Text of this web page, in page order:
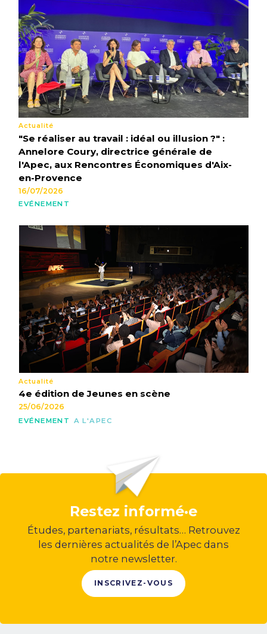
Actualité
"Se réaliser au travail : idéal ou illusion ?" :
Annelore Coury, directrice générale de
l'Apec, aux Rencontres Économiques d'Aix-
en-Provence
16/07/2026
EVÉNEMENT
Actualité
4e édition de Jeunes en scène
25/06/2026
EVÉNEMENT A L'APEC
Restez informé·e
Études, partenariats, résultats… Retrouvez
les dernières actualités de l’Apec dans
notre newsletter.
INSCRIVEZ-VOUS